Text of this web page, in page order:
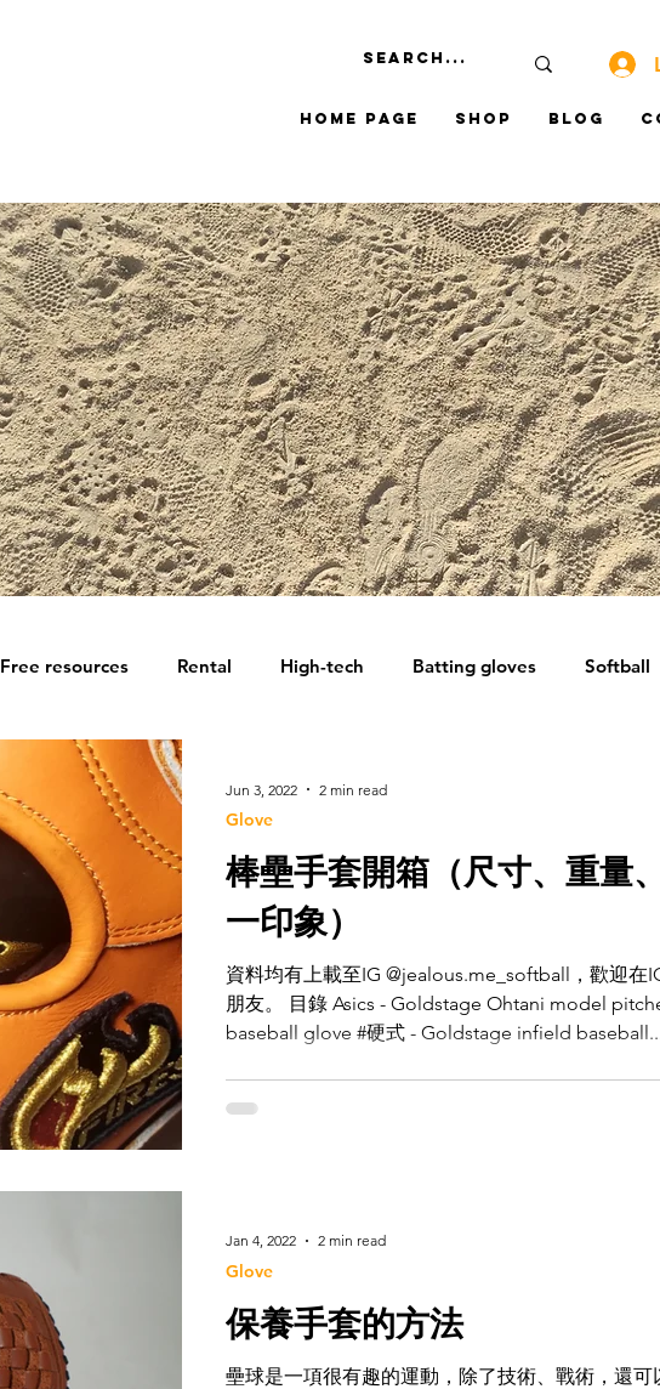
Home Page Shop Blog
Free resources Rental High-tech Batting gloves Softball
棒壘手套開箱（尺寸、重量
一印象）
資料均有上載至IG @jealous.me_softball，歡迎在
朋友。 目錄 Asics - Goldstage Ohtani model
baseball glove #硬式 - Goldstage infield
Glove
Jun 3, 2022 2 min read
保養手套的方法
壘球是一項很有趣的運動，除了技術、戰術，還可
Glove
Jan 4, 2022 2 min read